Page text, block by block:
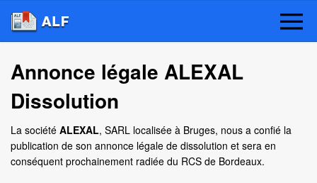
Annonce légale ALEXAL
Dissolution
La société ALEXAL, SARL localisée à Bruges, nous a confié la
publication de son annonce légale de dissolution et sera en
conséquent prochainement radiée du RCS de Bordeaux.